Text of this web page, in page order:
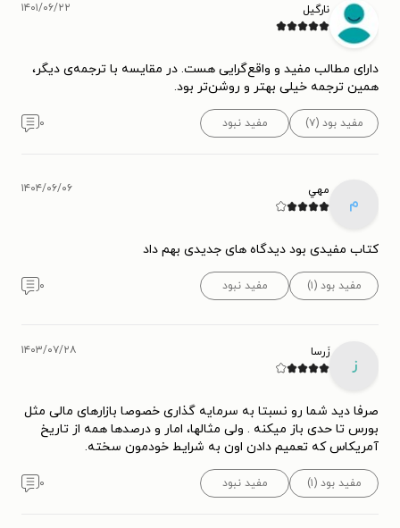
نارگیل ۱۴۰۱/۰۶/۲۲
دارای مطالب مفید و واقع‌گرایی هست. در مقایسه با ترجمه‌ی دیگر،
همین ترجمه خیلی بهتر و روشن‌تر بود.
مفید بود (۷) مفید نبود ۰
م
مهي ۱۴۰۴/۰۶/۰۶
کتاب مفیدی بود دیدگاه های جدیدی بهم داد
مفید بود (۱) مفید نبود ۰
ز
زَرسا ۱۴۰۳/۰۷/۲۸
صرفا دید شما رو نسبتا به سرمایه گذاری خصوصا بازارهای مالی مثل
بورس تا حدی باز میکنه . ولی مثالها، امار و درصدها همه از تاریخ
آمریکاس که تعمیم دادن اون به شرایط خودمون سخته.
مفید بود (۱) مفید نبود ۰